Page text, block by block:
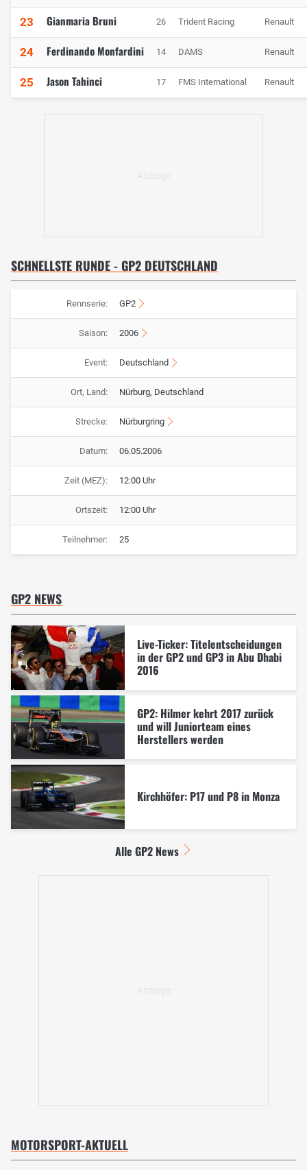
23 Gianmaria Bruni 26 Trident Racing Renault
24 Ferdinando Monfardini 14 DAMS Renault
25 Jason Tahinci 17 FMS International Renault
SCHNELLSTE RUNDE - GP2 DEUTSCHLAND
Rennserie: GP2
Saison: 2006
Event: Deutschland
Ort, Land: Nürburg, Deutschland
Strecke: Nürburgring
Datum: 06.05.2006
Zeit (MEZ): 12:00 Uhr
Ortszeit: 12:00 Uhr
Teilnehmer: 25
GP2 NEWS
Live-Ticker: Titelentscheidungen
in der GP2 und GP3 in Abu Dhabi
2016
GP2: Hilmer kehrt 2017 zurück
und will Juniorteam eines
Herstellers werden
Kirchhöfer: P17 und P8 in Monza
Alle GP2 News
MOTORSPORT-AKTUELL